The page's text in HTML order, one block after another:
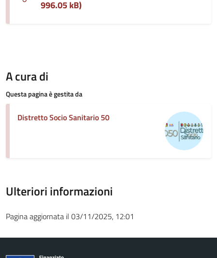
996.05 kB)
A cura di
Questa pagina è gestita da
Distretto Socio Sanitario 50
Ulteriori informazioni
Pagina aggiornata il 03/11/2025, 12:01